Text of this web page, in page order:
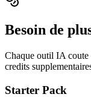
Besoin de
Chaque outil IA coute
credits
Starter Pack